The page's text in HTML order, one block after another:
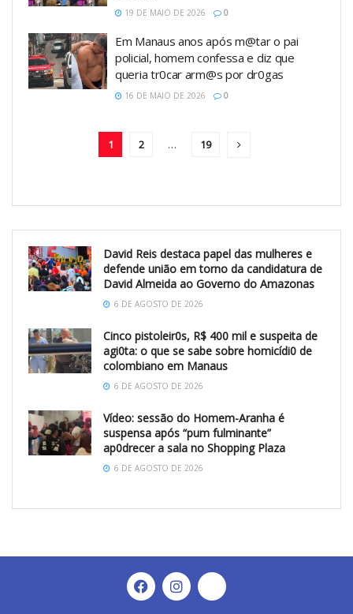
19 DE MAIO DE 2026 0
Em Manaus anos após m@tar o pai
policial, homem confessa e diz que
queria tr0car arm@s por dr0gas
16 DE MAIO DE 2026 0
1 2 … 19
David Reis destaca papel das mulheres e
defende união em torno da candidatura de
David Almeida ao Governo do Amazonas
6 DE AGOSTO DE 2026
Cinco pistoleir0s, R$ 400 mil e suspeita de
agi0ta: o que se sabe sobre homicídi0 de
colombiano em Manaus
6 DE AGOSTO DE 2026
Vídeo: sessão do Homem-Aranha é
suspensa após “pum fulminante”
ap0drecer a sala no Shopping Plaza
6 DE AGOSTO DE 2026